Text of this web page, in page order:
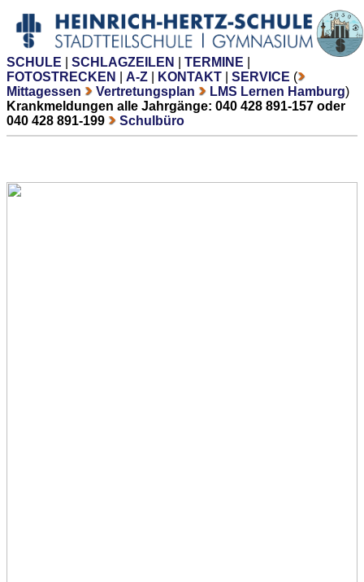
SCHULE SCHLAGZEILEN TERMINE
FOTOSTRECKEN
A-Z KONTAKT SERVICE (
Mittagessen
Vertretungsplan LMS Lernen Hamburg)
Krankmeldungen alle Jahrgänge: 040 428 891-157 oder
040 428 891-199
Schulbüro